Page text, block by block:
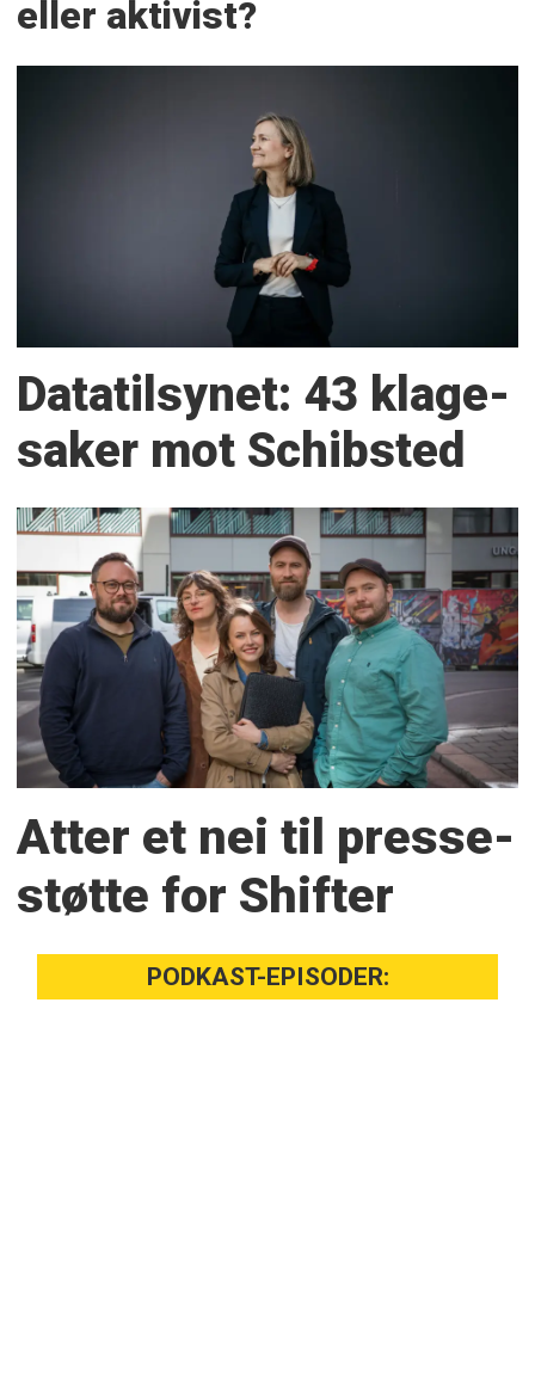
eller aktivist?
Datatilsynet: 43 klage­
saker mot Schibsted
Atter et nei til presse­
støtte for Shifter
PODKAST-EPISODER: